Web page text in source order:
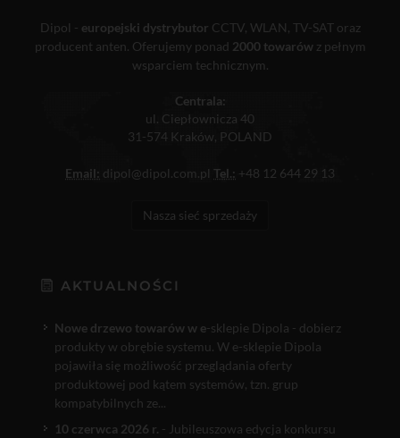
Dipol - europejski dystrybutor CCTV, WLAN, TV-SAT oraz
producent anten. Oferujemy ponad 2000 towarówz pełnym
wsparciem technicznym.
Centrala:
ul. Ciepłownicza 40
31-574 Kraków, POLAND
Email: dipol@dipol.com.pl Tel.: +48 12 644 29 13
Nasza sieć sprzedaży
AKTUALNOŚCI
Nowe drzewo towarów w e-sklepie Dipola - dobierz
produkty w obrębie systemu. W e-sklepie Dipola
pojawiła się możliwość przeglądania oferty
produktowej pod kątem systemów, tzn. grup
kompatybilnych ze...
10 czerwca 2026 r. - Jubileuszowa edycja konkursu